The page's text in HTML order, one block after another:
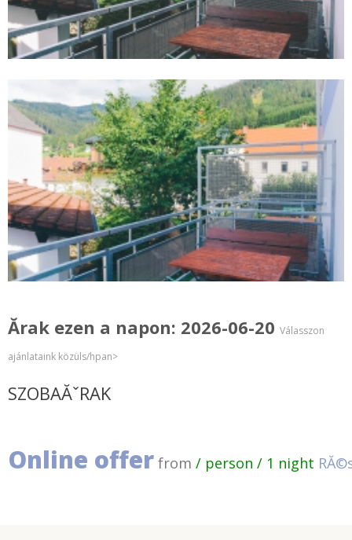
Ărak ezen a napon: 2026-06-20 Válasszon
ajánlataink közüls/hpan>
SZOBAĂˇRAK
Online offer from / person / 1 night